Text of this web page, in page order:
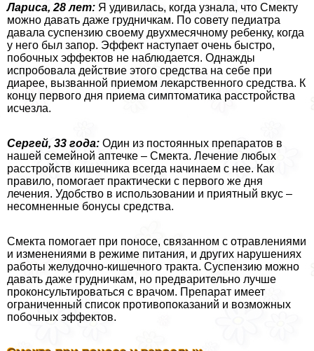
Лариса, 28 лет: Я удивилась, когда узнала, что Смекту
можно давать даже грудничкам. По совету педиатра
давала суспензию своему двухмecячному ребенку, когда
у него был запор. Эффект наступает очень быстро,
побочных эффектов не наблюдается. Однажды
испробовала действие этого средства на себе при
диарее, вызванной приемом лекарственного средства. К
концу первого дня приема симптоматика расстройства
исчезла.
Сергeй, 33 года: Один из постоянных препаратов в
нашей семейной аптечке – Смекта. Лечение любых
расстройств кишечника всегда начинаем с нее. Как
правило, помогает пpaктически с первого же дня
лечения. Удобство в использовании и приятный вкус –
несомненные бонусы средства.
Смекта помогает при поносе, связанном с отравлениями
и изменениями в режиме питания, и других нарушениях
работы желудочно-кишечного тpaкта. Суспензию можно
давать даже грудничкам, но предварительно лучше
проконсультироваться с врачом. Препарат имеет
ограниченный список противопоказаний и возможных
побочных эффектов.